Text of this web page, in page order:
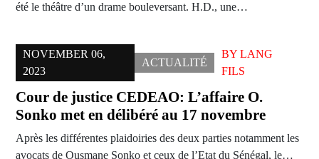
été le théâtre d’un drame bouleversant. H.D., une…
NOVEMBER 06,
2023
ACTUALITÉ
BY LANG
FILS
Cour de justice CEDEAO: L’affaire O.
Sonko met en délibéré au 17 novembre
Après les différentes plaidoiries des deux parties notamment les
avocats de Ousmane Sonko et ceux de l’Etat du Sénégal, le…